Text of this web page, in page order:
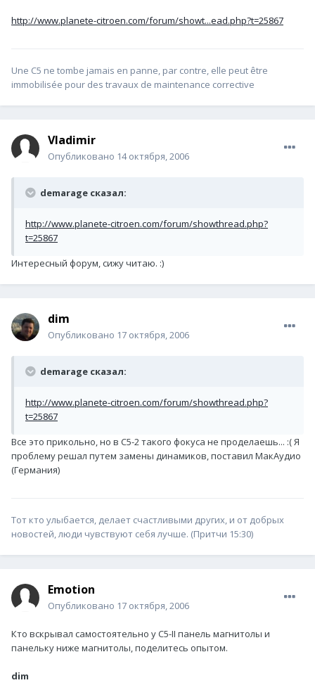
http://www.planete-citroen.com/forum/showt...ead.php?t=25867
Une C5 ne tombe jamais en panne, par contre, elle peut être
immobilisée pour des travaux de maintenance corrective
Vladimir
Опубликовано 14 октября, 2006
demarage сказал:
http://www.planete-citroen.com/forum/showthread.php?
t=25867
Интересный форум, сижу читаю. :)
dim
Опубликовано 17 октября, 2006
demarage сказал:
http://www.planete-citroen.com/forum/showthread.php?
t=25867
Все это прикольно, но в С5-2 такого фокуса не проделаешь... :( Я
проблему решал путем замены динамиков, поставил МакАудио
(Германия)
Тот кто улыбается, делает счастливыми других, и от добрых
новостей, люди чувствуют себя лучше. (Притчи 15:30)
Emotion
Опубликовано 17 октября, 2006
Кто вскрывал самостоятельно у С5-II панель магнитолы и
панельку ниже магнитолы, поделитесь опытом.
dim